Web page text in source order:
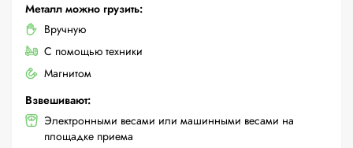
Металл можно грузить:
Вручную
С помощью техники
Магнитом
Взвешивают:
Электронными весами или машинными весами на
площадке приема